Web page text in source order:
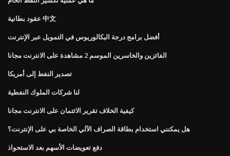
عقود بطانية 中文
أفضل برامج درجة البكالوريوس في التمويل عبر الإنترنت
الفائزين والخاسرين الموسم 2 مشاهدة على الانترنت مجانا
تصدير النفط إلى أمريكا
لنا شركات الملوك النفطية
كيفية الخلاف تقرير الائتمان على الانترنت مجانا
هل يمكنني استخدام بطاقة الصراف الآلي الخاصة بي على الإنترنت؟
دفع تعويضات الأسهم بعد الاستحواذ